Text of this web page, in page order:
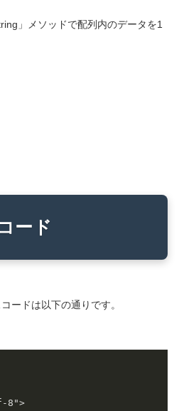
」メソッドで配列内のデータを1
ード
ードは以下の通りです。
8">